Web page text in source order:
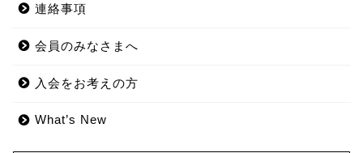
連絡事項
会員のみなさまへ
入会をお考えの方
What’s New